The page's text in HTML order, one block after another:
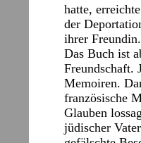
hatte,
der
ihrer Freundin.
Das Buch ist
Freundschaft.
Memoiren.
französische
Glauben
jüdischer